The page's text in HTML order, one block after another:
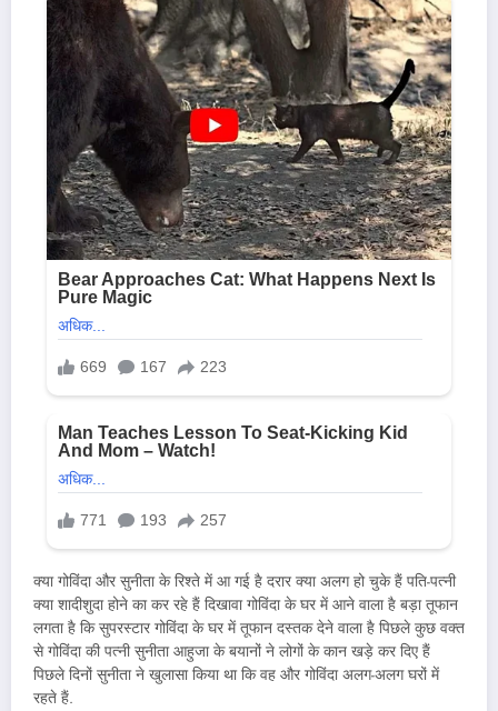
क्या गोविंदा और सुनीता के रिश्ते में आ गई है दरार क्या अलग हो चुके हैं पति-पत्नी
क्या शादीशुदा होने का कर रहे हैं दिखावा गोविंदा के घर में आने वाला है बड़ा तूफान
लगता है कि सुपरस्टार गोविंदा के घर में तूफान दस्तक देने वाला है पिछले कुछ वक्त
से गोविंदा की पत्नी सुनीता आहुजा के बयानों ने लोगों के कान खड़े कर दिए हैं
पिछले दिनों सुनीता ने खुलासा किया था कि वह और गोविंदा अलग-अलग घरों में
रहते हैं.